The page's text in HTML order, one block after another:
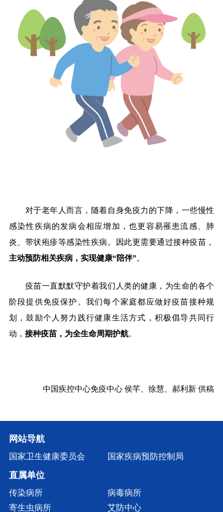
对于老年人而言，随着自身免疫力的下降，一些慢性
感染性疾病的发病会相应增加，也更容易罹患流感、肺
炎、带状疱疹等感染性疾病。因此更需要通过接种疫苗，
主动预防相关疾病，实现健康“陪伴”。
疫苗一直默默守护着我们人类的健康，为生命的各个
阶段提供免疫保护。我们每个家庭都应做好疫苗接种规
划，鼓励个人努力践行健康生活方式，积极倡导共同行
动， 接种疫苗，为全生命周期护航。
中国疾控中心免疫中心 侯芊、徐慧、郝利新 供稿
网站导航
国家卫生健康委员会 国家疾病预防控制局
直属单位
传染病所
病毒病所
寄生虫病所
艾防中心